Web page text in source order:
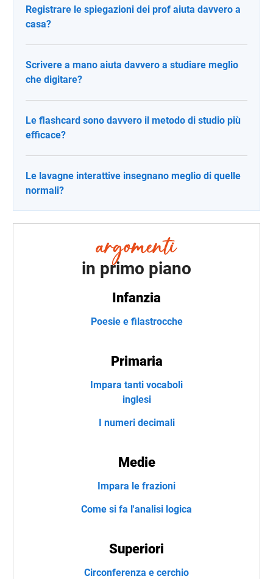
Registrare le spiegazioni dei prof aiuta davvero a
casa?
Scrivere a mano aiuta davvero a studiare meglio
che digitare?
Le flashcard sono davvero il metodo di studio più
efficace?
Le lavagne interattive insegnano meglio di quelle
normali?
in primo piano
Infanzia
Poesie e filastrocche
Primaria
Impara tanti vocaboli
inglesi
I numeri decimali
Medie
Impara le frazioni
Come si fa l'analisi logica
Superiori
Circonferenza e cerchio